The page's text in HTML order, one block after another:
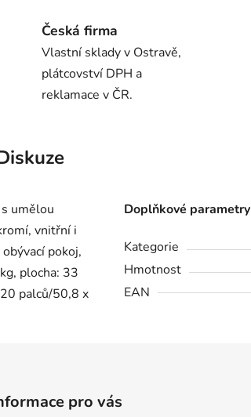
Česká firma
Vlastní sklady v Ostravě,
plátcovství DPH a
reklamace v ČR.
umělou
vnitřní i
pokoj,
plocha: 33
palců/50,8 x
Doplňkové parametry
Kategorie
Hmotnost
EAN
pro vás